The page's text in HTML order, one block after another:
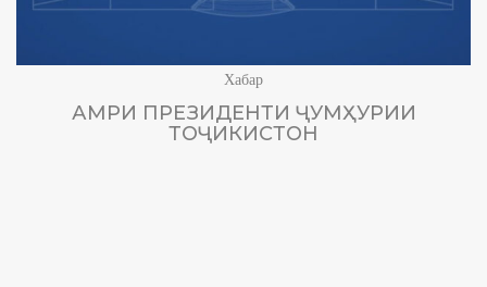
Хабар
АМРИ ПРЕЗИДЕНТИ ҶУМҲУРИИ
ТОҶИКИСТОН